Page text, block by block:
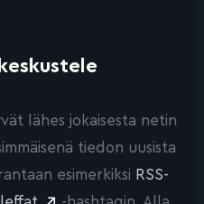
keskustele
lähes jokaisesta netin
tiedon uusista
esimerkiksi RSS-